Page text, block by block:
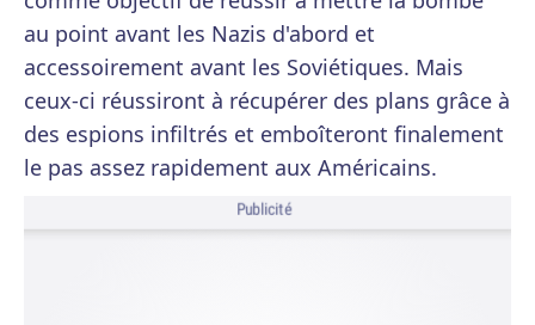
au point avant les Nazis d'abord et
accessoirement avant les Soviétiques. Mais
ceux-ci réussiront à récupérer des plans grâce à
des espions infiltrés et emboîteront finalement
le pas assez rapidement aux Américains.
Publicité